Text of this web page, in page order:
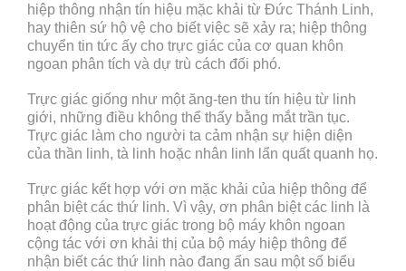
hiệp thông nhận tín hiệu mặc khải từ Đức Thánh Linh,
hay thiên sứ hộ vệ cho biết việc sẽ xảy ra; hiệp thông
chuyển tin tức ấy cho trực giác của cơ quan khôn
ngoan phân tích và dự trù cách đối phó.
Trực giác giống như một ăng-ten thu tín hiệu từ linh
giới, những điều không thể thấy bằng mắt trần tục.
Trực giác làm cho người ta cảm nhận sự hiện diện
của thần linh, tà linh hoặc nhân linh lẩn quất quanh họ.
Trực giác kết hợp với ơn mặc khải của hiệp thông để
phân biệt các thứ linh. Vì vậy, ơn phân biệt các linh là
hoạt động của trực giác trong bộ máy khôn ngoan
cộng tác với ơn khải thị của bộ máy hiệp thông để
nhận biết các thứ linh nào đang ẩn sau một số biểu